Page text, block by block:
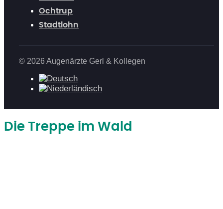
Ochtrup
Stadtlohn
© 2026 Augenärzte Gerl & Kollegen
Die Treppe im Wald